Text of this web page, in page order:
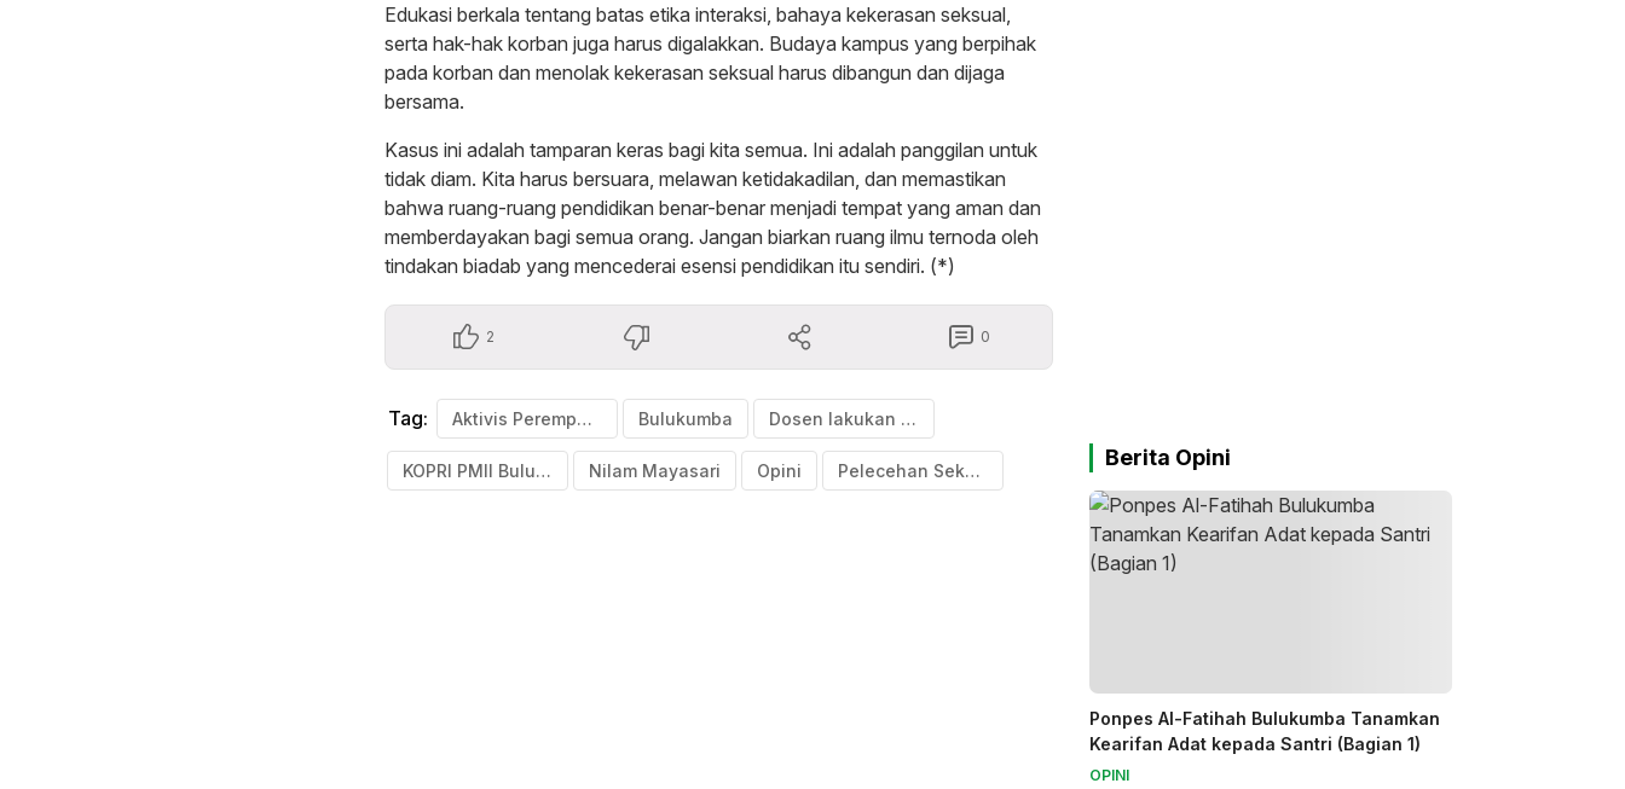
Edukasi berkala tentang batas etika interaksi, bahaya kekerasan seksual,
serta hak-hak korban juga harus digalakkan. Budaya kampus yang berpihak
pada korban dan menolak kekerasan seksual harus dibangun dan dijaga
bersama.
Kasus ini adalah tamparan keras bagi kita semua. Ini adalah panggilan untuk
tidak diam. Kita harus bersuara, melawan ketidakadilan, dan memastikan
bahwa ruang-ruang pendidikan benar-benar menjadi tempat yang aman dan
memberdayakan bagi semua orang. Jangan biarkan ruang ilmu ternoda oleh
tindakan biadab yang mencederai esensi pendidikan itu sendiri. (*)
2 0
Tag: Aktivis Perempuan Bulukumba Bulukumba Dosen lakukan Pelecehan
KOPRI PMII Bulukumba Nilam Mayasari Opini Pelecehan Seksual di Kampus Bulukumba Berita Opini
Ponpes Al-Fatihah Bulukumba Tanamkan
Kearifan Adat kepada Santri (Bagian 1)
OPINI